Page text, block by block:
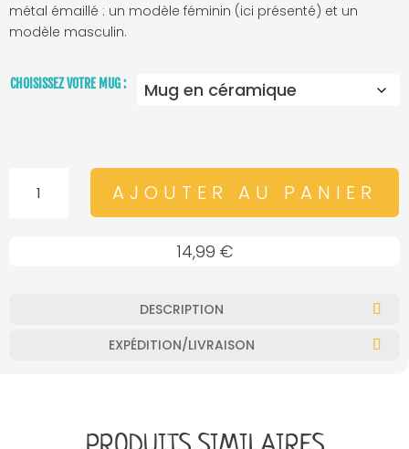
métal émaillé : un modèle féminin (ici présenté) et un
modèle masculin.
CHOISISSEZ VOTRE MUG :
AJOUTER AU PANIER
14,99 €
DESCRIPTION
EXPÉDITION/LIVRAISON